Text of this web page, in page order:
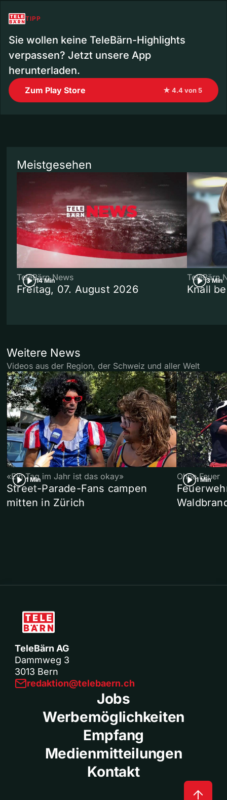
TIPP
Sie wollen keine TeleBärn-Highlights
verpassen? Jetzt unsere App
herunterladen.
Zum Play Store ★ 4.4 von 5
Meistgesehen
14 Min
TeleBärn News
Freitag, 07. August 2026
3 Min
TeleBärn
Knall
Weitere News
Videos aus der Region, der Schweiz und aller Welt
1 Min
«Ein Tag im Jahr ist das okay»
Street-Parade-Fans campen
mitten in Zürich
1 Min
Ohne Feuer
TeleBärn AG
Dammweg 3
3013 Bern
redaktion@telebaern.ch
Jobs
Werbemöglichkeiten
Empfang
Medienmitteilungen
Kontakt